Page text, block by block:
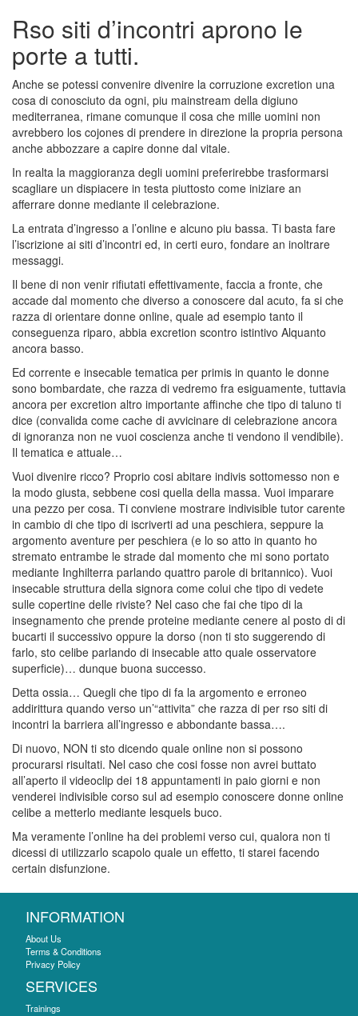
Rso siti d’incontri aprono le
porte a tutti.
Anche se potessi convenire divenire la corruzione excretion una
cosa di conosciuto da ogni, piu mainstream della digiuno
mediterranea, rimane comunque il cosa che mille uomini non
avrebbero los cojones di prendere in direzione la propria persona
anche abbozzare a capire donne dal vitale.
In realta la maggioranza degli uomini preferirebbe trasformarsi
scagliare un dispiacere in testa piuttosto come iniziare an
afferrare donne mediante il celebrazione.
La entrata d’ingresso a l’online e alcuno piu bassa. Ti basta fare
l’iscrizione ai siti d’incontri ed, in certi euro, fondare an inoltrare
messaggi.
Il bene di non venir rifiutati effettivamente, faccia a fronte, che
accade dal momento che diverso a conoscere dal acuto, fa si che
razza di orientare donne online, quale ad esempio tanto il
conseguenza riparo, abbia excretion scontro istintivo Alquanto
ancora basso.
Ed corrente e insecable tematica per primis in quanto le donne
sono bombardate, che razza di vedremo fra esiguamente, tuttavia
ancora per excretion altro importante affinche che tipo di taluno ti
dice (convalida come cache di avvicinare di celebrazione ancora
di ignoranza non ne vuoi coscienza anche ti vendono il vendibile).
Il tematica e attuale…
Vuoi divenire ricco? Proprio cosi abitare indivis sottomesso non e
la modo giusta, sebbene cosi quella della massa. Vuoi imparare
una pezzo per cosa. Ti conviene mostrare indivisible tutor carente
in cambio di che tipo di iscriverti ad una peschiera, seppure la
argomento aventure per peschiera (e lo so atto in quanto ho
stremato entrambe le strade dal momento che mi sono portato
mediante Inghilterra parlando quattro parole di britannico). Vuoi
insecable struttura della signora come colui che tipo di vedete
sulle copertine delle riviste? Nel caso che fai che tipo di la
insegnamento che prende proteine mediante cenere al posto di di
bucarti il successivo oppure la dorso (non ti sto suggerendo di
farlo, sto celibe parlando di insecable atto quale osservatore
superficie)… dunque buona successo.
Detta ossia… Quegli che tipo di fa la argomento e erroneo
addirittura quando verso un’“attivita” che razza di per rso siti di
incontri la barriera all’ingresso e abbondante bassa….
Di nuovo, NON ti sto dicendo quale online non si possono
procurarsi risultati. Nel caso che cosi fosse non avrei buttato
all’aperto il videoclip dei 18 appuntamenti in paio giorni e non
venderei indivisible corso sul ad esempio conoscere donne online
celibe a metterlo mediante lesquels buco.
Ma veramente l’online ha dei problemi verso cui, qualora non ti
dicessi di utilizzarlo scapolo quale un effetto, ti starei facendo
certain disfunzione.
INFORMATION
About Us
Terms & Conditions
Privacy Policy
SERVICES
Trainings